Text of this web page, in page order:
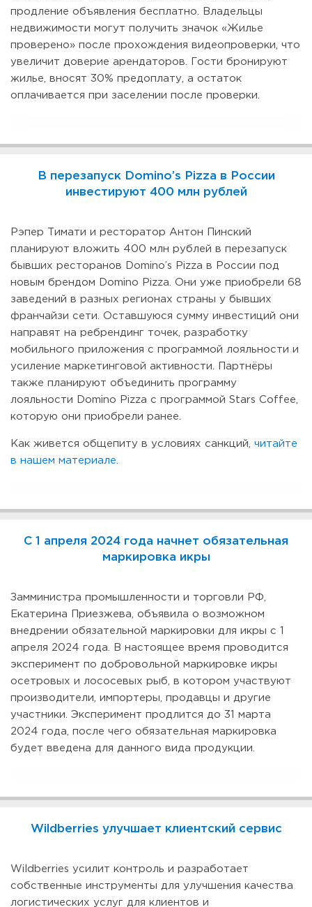
продление объявления бесплатно. Владельцы
недвижимости могут получить значок «Жилье
проверено» после прохождения видеопроверки, что
увеличит доверие арендаторов. Гости бронируют
жилье, вносят 30% предоплату, а остаток
оплачивается при заселении после проверки.
В перезапуск Domino’s Pizza в России
инвестируют 400 млн рублей
Рэпер Тимати и ресторатор Антон Пинский
планируют вложить 400 млн рублей в перезапуск
бывших ресторанов Domino’s Pizza в России под
новым брендом Domino Pizza. Они уже приобрели 68
заведений в разных регионах страны у бывших
франчайзи сети. Оставшуюся сумму инвестиций они
направят на ребрендинг точек, разработку
мобильного приложения с программой лояльности и
усиление маркетинговой активности. Партнёры
также планируют объединить программу
лояльности Domino Pizza с программой Stars Coffee,
которую они приобрели ранее.
Как живется общепиту в условиях санкций, читайте
в нашем материале.
С 1 апреля 2024 года начнет обязательная
маркировка икры
Замминистра промышленности и торговли РФ,
Екатерина Приезжева, объявила о возможном
внедрении обязательной маркировки для икры с 1
апреля 2024 года. В настоящее время проводится
эксперимент по добровольной маркировке икры
осетровых и лососевых рыб, в котором участвуют
производители, импортеры, продавцы и другие
участники. Эксперимент продлится до 31 марта
2024 года, после чего обязательная маркировка
будет введена для данного вида продукции.
Wildberries улучшает клиентский сервис
Wildberries усилит контроль и разработает
собственные инструменты для улучшения качества
логистических услуг для клиентов и